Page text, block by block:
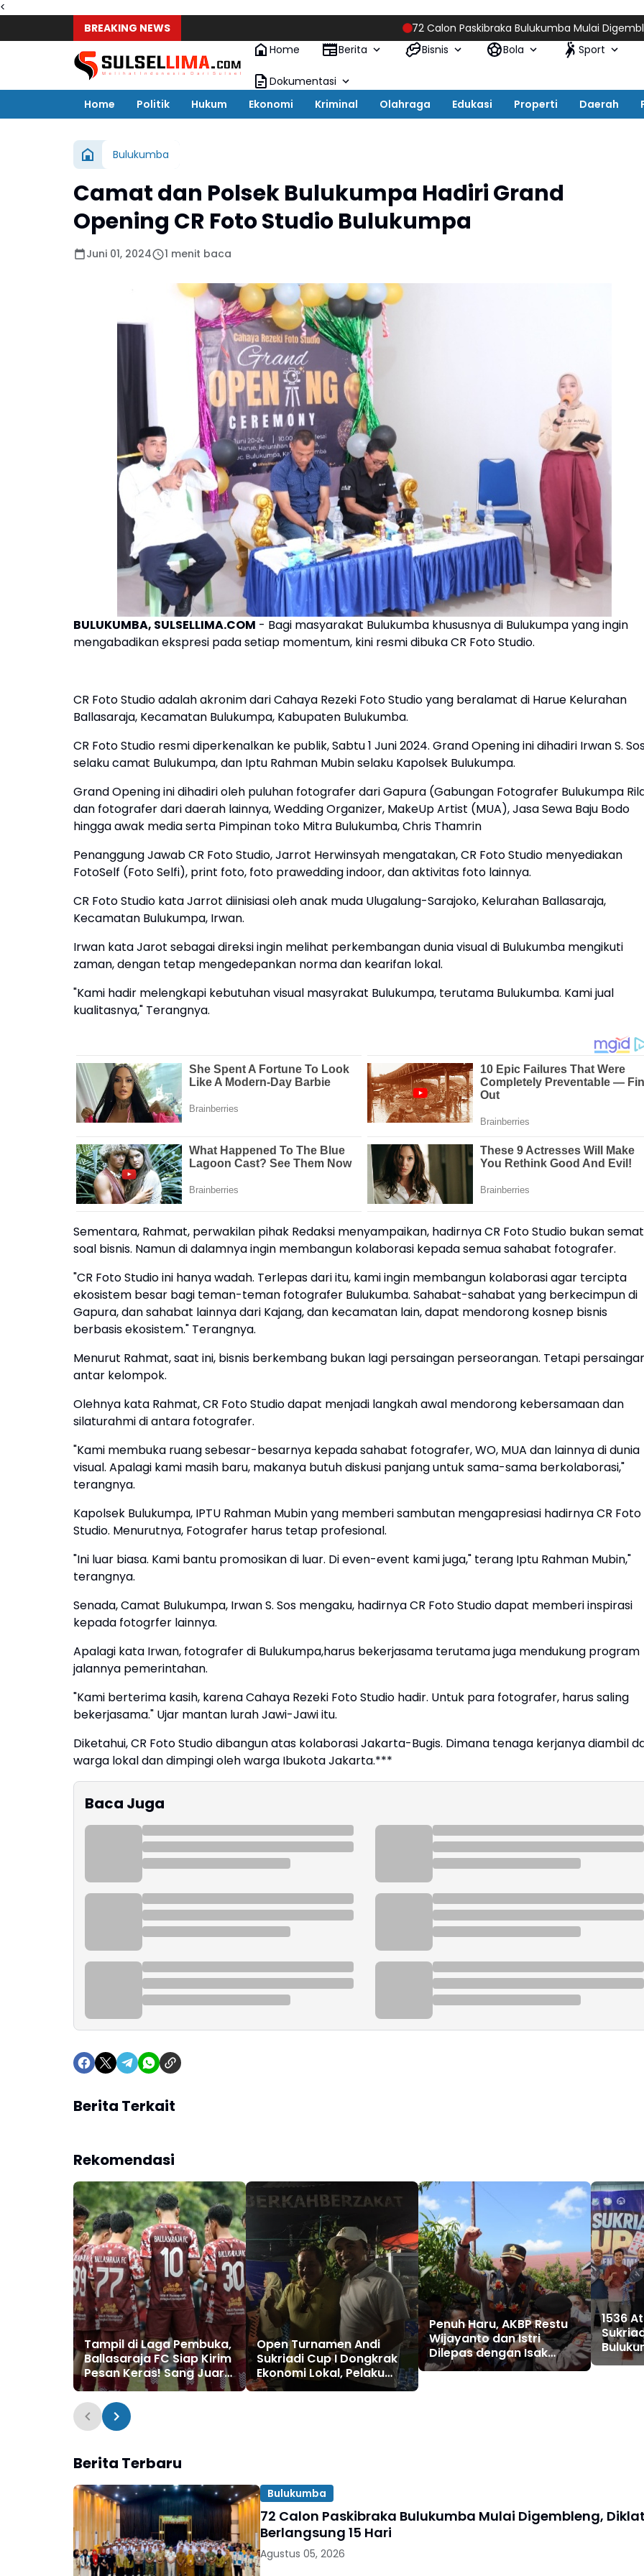
<
BREAKING NEWS
72 Calon Paskibraka Bulukumba Mulai Digembleng,
Home
Berita Bisnis Bola Sport
Dokumentasi
Home
Politik Hukum Ekonomi Kriminal Olahraga Edukasi Properti Daerah
Bulukumba
Camat dan Polsek Bulukumpa Hadiri Grand
Opening CR Foto Studio Bulukumpa
Juni 01, 2024 1 menit baca
BULUKUMBA, SULSELLIMA.COM - Bagi masyarakat Bulukumba khususnya di Bulukumpa yang ingin
mengabadikan ekspresi pada setiap momentum, kini resmi dibuka CR Foto Studio.
CR Foto Studio adalah akronim dari Cahaya Rezeki Foto Studio yang beralamat di Harue Kelurahan
Ballasaraja, Kecamatan Bulukumpa, Kabupaten Bulukumba.
CR Foto Studio resmi diperkenalkan ke publik, Sabtu 1 Juni 2024. Grand Opening ini dihadiri Irwan S.
selaku camat Bulukumpa, dan Iptu Rahman Mubin selaku Kapolsek Bulukumpa.
Grand Opening ini dihadiri oleh puluhan fotografer dari Gapura (Gabungan Fotografer Bulukumpa
dan fotografer dari daerah lainnya, Wedding Organizer, MakeUp Artist (MUA), Jasa Sewa Baju Bodo
hingga awak media serta Pimpinan toko Mitra Bulukumba, Chris Thamrin
Penanggung Jawab CR Foto Studio, Jarrot Herwinsyah mengatakan, CR Foto Studio menyediakan
FotoSelf (Foto Selfi), print foto, foto prawedding indoor, dan aktivitas foto lainnya.
CR Foto Studio kata Jarrot diinisiasi oleh anak muda Ulugalung-Sarajoko, Kelurahan Ballasaraja,
Kecamatan Bulukumpa, Irwan.
Irwan kata Jarot sebagai direksi ingin melihat perkembangan dunia visual di Bulukumba mengikuti
zaman, dengan tetap mengedepankan norma dan kearifan lokal.
"Kami hadir melengkapi kebutuhan visual masyrakat Bulukumpa, terutama Bulukumba. Kami jual
kualitasnya," Terangnya.
Sementara, Rahmat, perwakilan pihak Redaksi menyampaikan, hadirnya CR Foto Studio bukan
soal bisnis. Namun di dalamnya ingin membangun kolaborasi kepada semua sahabat fotografer.
"CR Foto Studio ini hanya wadah. Terlepas dari itu, kami ingin membangun kolaborasi agar tercipta
ekosistem besar bagi teman-teman fotografer Bulukumba. Sahabat-sahabat yang berkecimpun di
Gapura, dan sahabat lainnya dari Kajang, dan kecamatan lain, dapat mendorong kosnep bisnis
berbasis ekosistem." Terangnya.
Menurut Rahmat, saat ini, bisnis berkembang bukan lagi persaingan perseorangan. Tetapi
antar kelompok.
Olehnya kata Rahmat, CR Foto Studio dapat menjadi langkah awal mendorong kebersamaan dan
silaturahmi di antara fotografer.
"Kami membuka ruang sebesar-besarnya kepada sahabat fotografer, WO, MUA dan lainnya di dunia
visual. Apalagi kami masih baru, makanya butuh diskusi panjang untuk sama-sama berkolaborasi,"
terangnya.
Kapolsek Bulukumpa, IPTU Rahman Mubin yang memberi sambutan mengapresiasi hadirnya CR Foto
Studio. Menurutnya, Fotografer harus tetap profesional.
"Ini luar biasa. Kami bantu promosikan di luar. Di even-event kami juga," terang Iptu Rahman Mubin,"
terangnya.
Senada, Camat Bulukumpa, Irwan S. Sos mengaku, hadirnya CR Foto Studio dapat memberi inspirasi
kepada fotogrfer lainnya.
Apalagi kata Irwan, fotografer di Bulukumpa,harus bekerjasama terutama juga mendukung program
jalannya pemerintahan.
"Kami berterima kasih, karena Cahaya Rezeki Foto Studio hadir. Untuk para fotografer, harus saling
bekerjasama." Ujar mantan lurah Jawi-Jawi itu.
Diketahui, CR Foto Studio dibangun atas kolaborasi Jakarta-Bugis. Dimana tenaga kerjanya diambil
warga lokal dan dimpingi oleh warga Ibukota Jakarta.***
Baca Juga
Berita Terkait
Rekomendasi
Tampil di Laga Pembuka,
Ballasaraja FC Siap Kirim
Pesan Keras! Sang Juara
Bertahan Bidik Awal
Sempurna di Piala
Kemerdekaan
Bulukumpa 2026
Open Turnamen Andi
Sukriadi Cup I Dongkrak
Ekonomi Lokal, Pelaku
UMKM Raup Omzet
Penuh Haru, AKBP Restu
Wijayanto dan Istri
Dilepas dengan Isak
Tangis Personel Polres
1536
Daftar
Berita Terbaru
Bulukumba
72 Calon Paskibraka Bulukumba Mulai Digembleng,
Berlangsung 15 Hari
Agustus 05, 2026